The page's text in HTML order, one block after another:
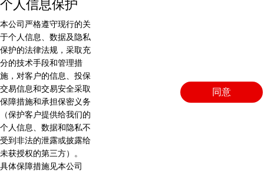
个人信息保护
本公司严格遵守现行的关
于个人信息、数据及隐私
保护的法律法规，采取充
分的技术手段和管理措
施，对客户的信息、投保
交易信息和交易安全采取
保障措施和承担保密义务
（保护客户提供给我们的
个人信息、数据和隐私不
受到非法的泄露或披露给
未获授权的第三方）。
具体保障措施见本公司
同意